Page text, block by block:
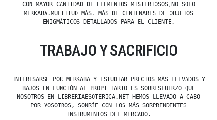
CON MAYOR CANTIDAD DE ELEMENTOS MISTERIOSOS,NO SOLO
MERKABA,MULTITUD MÁS, MÁS DE CENTENARES DE OBJETOS
ENIGMÁTICOS DETALLADOS PARA EL CLIENTE.
TRABAJO Y SACRIFICIO
INTERESARSE POR MERKABA Y ESTUDIAR PRECIOS MÁS ELEVADOS Y
BAJOS EN FUNCIÓN AL PROPIETARIO ES SOBRESFUERZO QUE
NOSOTROS EN LIBRERIAESOTERICA.NET HEMOS LLEVADO A CABO
POR VOSOTROS, SONRÍE CON LOS MÁS SORPRENDENTES
INSTRUMENTOS DEL MERCADO.